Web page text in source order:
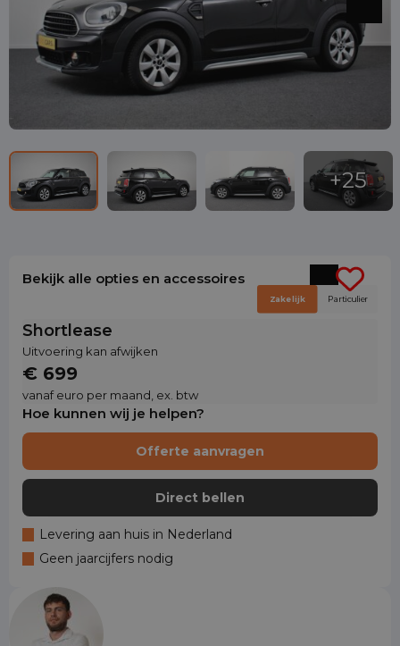
Bekijk alle opties en accessoires
Shortlease
Uitvoering kan afwijken
€ 699
vanaf euro per maand, ex. btw
Zakelijk Particulier
Hoe kunnen wij je helpen?
Offerte aanvragen
Direct bellen
Levering aan huis in Nederland
Geen jaarcijfers nodig